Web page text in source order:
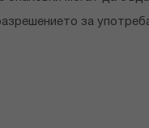
за